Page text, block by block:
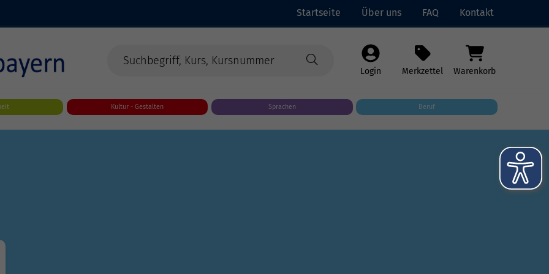
Startseite Über uns FAQ Kontakt
Login Merkzettel Warenkorb
Kultur - Gestalten Sprachen Beruf